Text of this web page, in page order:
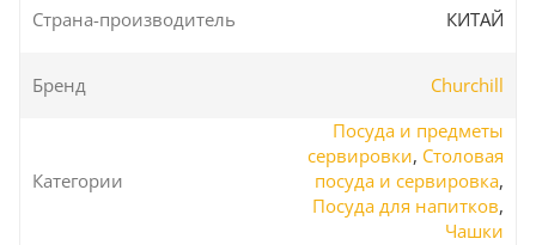
Страна-производитель КИТАЙ
Бренд Churchill
Категории
Посуда и предметы
сервировки, Столовая
посуда и сервировка,
Посуда для напитков,
Чашки